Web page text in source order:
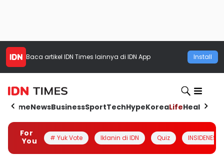
Baca artikel IDN Times lainnya di IDN App Install
HomeNewsBusinessSportTechHypeKoreaLifeHealth
For
You
# Yuk Vote Iklanin di IDN Quiz INSIDENESIA